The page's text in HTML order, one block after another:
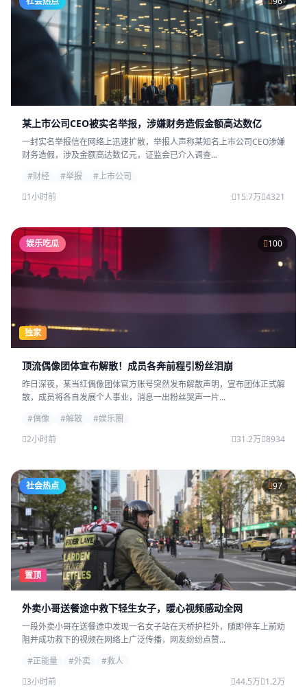
某上市公司CEO被实名举报，涉嫌财务造假金额高达数亿
一封实名举报信在网络上迅速扩散，举报人声称某知名上市公司CEO涉嫌
财务造假，涉及金额高达数亿元，证监会已介入调查...
#财经
#举报
#上市公司
1小时前
15.7万 4321
娱乐吃瓜 100
独家
顶流偶像团体宣布解散！成员各奔前程引粉丝泪崩
昨日深夜，某当红偶像团体官方账号突然发布解散声明，宣布团体正式解
散，成员将各自发展个人事业，消息一出粉丝哭声一片...
#偶像
#解散
#娱乐圈
2小时前
31.2万 8934
社会热点 97
置顶
外卖小哥送餐途中救下轻生女子，暖心视频感动全网
一段外卖小哥在送餐途中发现一名女子站在天桥护栏外，随即停车上前劝
阻并成功救下的视频在网络上广泛传播，网友纷纷点赞...
#正能量
#外卖
#救人
3小时前
44.5万 1.2万